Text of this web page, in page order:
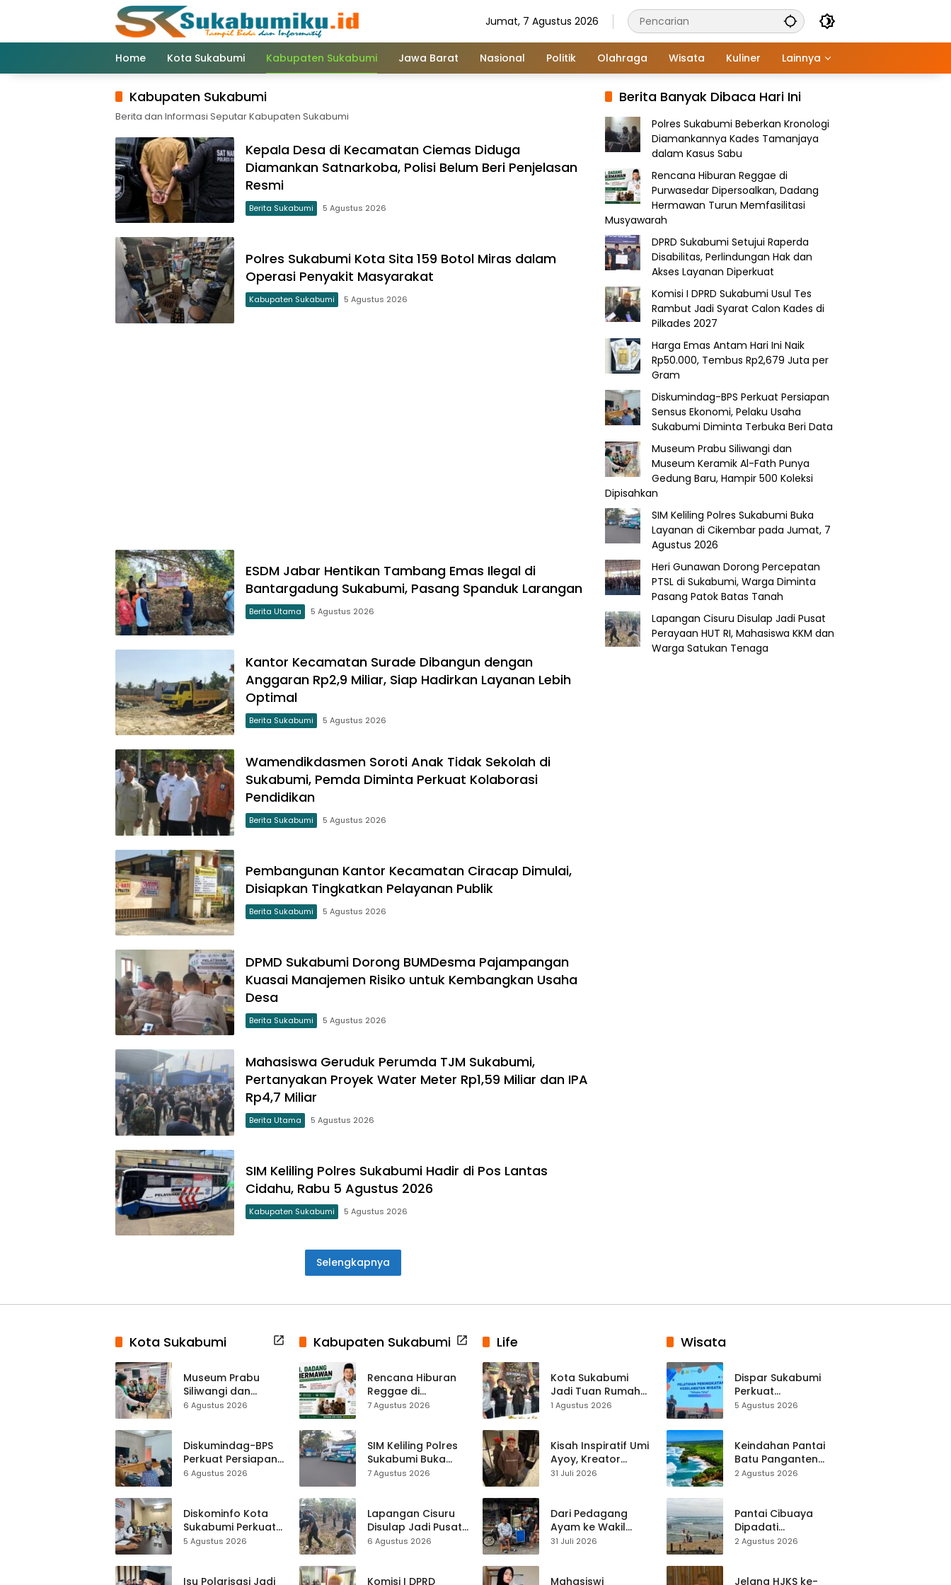
Jumat, 7 Agustus 2026
Home Kota Sukabumi Kabupaten Sukabumi Jawa Barat Nasional Politik Olahraga Wisata Kuliner Lainnya
Kabupaten Sukabumi
Berita dan Informasi Seputar Kabupaten Sukabumi
Kepala Desa di Kecamatan Ciemas Diduga
Diamankan Satnarkoba, Polisi Belum Beri Penjelasan
Resmi
Berita Sukabumi 5 Agustus 2026
Polres Sukabumi Kota Sita 159 Botol Miras dalam
Operasi Penyakit Masyarakat
Kabupaten Sukabumi 5 Agustus 2026
ESDM Jabar Hentikan Tambang Emas Ilegal di
Bantargadung Sukabumi, Pasang Spanduk Larangan
Berita Utama 5 Agustus 2026
Kantor Kecamatan Surade Dibangun dengan
Anggaran Rp2,9 Miliar, Siap Hadirkan Layanan Lebih
Optimal
Berita Sukabumi 5 Agustus 2026
Wamendikdasmen Soroti Anak Tidak Sekolah di
Sukabumi, Pemda Diminta Perkuat Kolaborasi
Pendidikan
Berita Sukabumi 5 Agustus 2026
Pembangunan Kantor Kecamatan Ciracap Dimulai,
Disiapkan Tingkatkan Pelayanan Publik
Berita Sukabumi 5 Agustus 2026
DPMD Sukabumi Dorong BUMDesma Pajampangan
Kuasai Manajemen Risiko untuk Kembangkan Usaha
Desa
Berita Sukabumi 5 Agustus 2026
Mahasiswa Geruduk Perumda TJM Sukabumi,
Pertanyakan Proyek Water Meter Rp1,59 Miliar dan IPA
Rp4,7 Miliar
Berita Utama 5 Agustus 2026
SIM Keliling Polres Sukabumi Hadir di Pos Lantas
Cidahu, Rabu 5 Agustus 2026
Kabupaten Sukabumi 5 Agustus 2026
Selengkapnya
Berita Banyak Dibaca Hari Ini
Polres Sukabumi Beberkan Kronologi
Diamankannya Kades Tamanjaya
dalam Kasus Sabu
Rencana Hiburan Reggae di
Purwasedar Dipersoalkan, Dadang
Hermawan Turun Memfasilitasi
Musyawarah
DPRD Sukabumi Setujui Raperda
Disabilitas, Perlindungan Hak dan
Akses Layanan Diperkuat
Komisi I DPRD Sukabumi Usul Tes
Rambut Jadi Syarat Calon Kades di
Pilkades 2027
Harga Emas Antam Hari Ini Naik
Rp50.000, Tembus Rp2,679 Juta per
Gram
Diskumindag-BPS Perkuat Persiapan
Sensus Ekonomi, Pelaku Usaha
Sukabumi Diminta Terbuka Beri Data
Museum Prabu Siliwangi dan
Museum Keramik Al-Fath Punya
Gedung Baru, Hampir 500 Koleksi
Dipisahkan
SIM Keliling Polres Sukabumi Buka
Layanan di Cikembar pada Jumat, 7
Agustus 2026
Heri Gunawan Dorong Percepatan
PTSL di Sukabumi, Warga Diminta
Pasang Patok Batas Tanah
Lapangan Cisuru Disulap Jadi Pusat
Perayaan HUT RI, Mahasiswa KKM dan
Warga Satukan Tenaga
Kota Sukabumi
Museum Prabu
Siliwangi dan
Museum Keramik
Hampir 500 Koleksi
Dipisahkan
6 Agustus 2026
Diskumindag-BPS
Perkuat Persiapan
Sensus Ekonomi,
Terbuka Beri Data
6 Agustus 2026
Diskominfo Kota
Sukabumi Perkuat
Satu Data
Kewilayahan
5 Agustus 2026
Isu Polarisasi Jadi
Kabupaten Sukabumi
Rencana Hiburan
Reggae di
Purwasedar
Turun Memfasilitasi
Musyawarah
7 Agustus 2026
SIM Keliling Polres
Sukabumi Buka
Layanan di
2026
7 Agustus 2026
Lapangan Cisuru
Disulap Jadi Pusat
Perayaan HUT RI,
Satukan Tenaga
6 Agustus 2026
Komisi I DPRD
Life
Kota Sukabumi
Jadi Tuan Rumah
Kontes Batu Akik
1 Agustus 2026
Kisah Inspiratif Umi
Ayoy, Kreator
TikTok Asal
Live Streaming
31 Juli 2026
Dari Pedagang
Ayam ke Wakil
Ketua DPRD, H.
Pasar Cisaat
31 Juli 2026
Mahasiswi
Wisata
Dispar Sukabumi
Perkuat
Keselamatan
Mitigasi hingga
Teknik Evakuasi
5 Agustus 2026
Keindahan Pantai
Batu Panganten
Mulai Dilirik
2 Agustus 2026
Pantai Cibuaya
Dipadati
Wisatawan,
Waspada
2 Agustus 2026
Jelang HJKS ke-